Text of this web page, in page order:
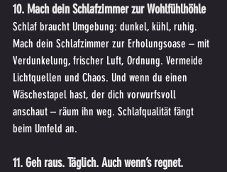
10. Mach dein Schlafzimmer zur Wohlfühlhöhle
Schlaf braucht Umgebung: dunkel, kühl, ruhig.
Mach dein Schlafzimmer zur Erholungsoase – mit
Verdunkelung, frischer Luft, Ordnung. Vermeide
Lichtquellen und Chaos. Und wenn du einen
Wäschestapel hast, der dich vorwurfsvoll
anschaut – räum ihn weg. Schlafqualität fängt
beim Umfeld an.
11. Geh raus. Täglich. Auch wenn’s regnet.